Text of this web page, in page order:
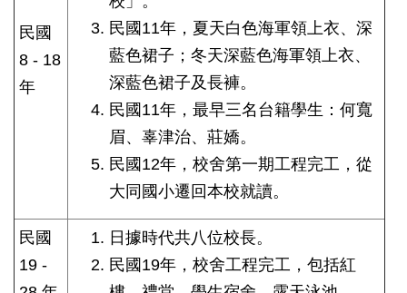
民國
8 - 18
年
民國11年，夏天白色海軍領上衣、深
藍色裙子；冬天深藍色海軍領上衣、
深藍色裙子及長褲。
民國11年，最早三名台籍學生：何寬
眉、辜津治、莊嬌。
民國12年，校舍第一期工程完工，從
大同國小遷回本校就讀。
民國
19 -
日據時代共八位校長。
民國19年，校舍工程完工，包括紅